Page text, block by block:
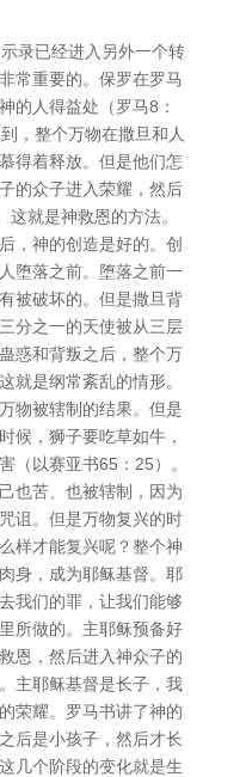
录已经进入另外一个转
常重要的。保罗在罗马
的人得益处（罗马8：
，整个万物在撒旦和人
得着释放。但是他们怎
的众子进入荣耀，然后
就是神救恩的方法。
，神的创造是好的。创
堕落之前。堕落之前一
被破坏的。但是撒旦背
分之一的天使被从三层
惑和背叛之后，整个万
就是纲常紊乱的情形。
物被辖制的结果。但是
候，狮子要吃草如牛，
（以赛亚书65：25）。
也苦、也被辖制，因为
诅。但是万物复兴的时
样才能复兴呢？整个神
身，成为耶稣基督。耶
我们的罪，让我们能够
所做的。主耶稣预备好
恩，然后进入神众子的
主耶稣基督是长子，我
荣耀。罗马书讲了神的
后是小孩子，然后才长
几个阶段的变化就是生